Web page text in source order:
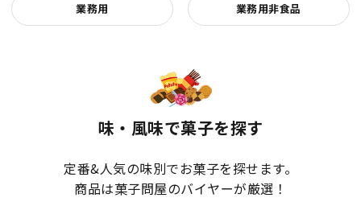
業務用 業務用非食品
味・風味で菓子を探す
定番&人気の味別でお菓子を探せます。
商品は菓子問屋のバイヤーが厳選！